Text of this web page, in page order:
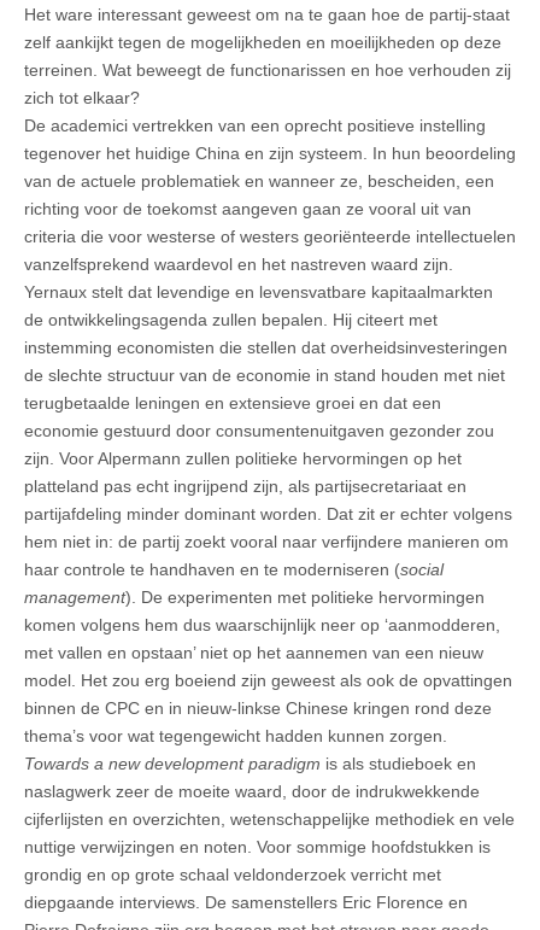
Het ware interessant geweest om na te gaan hoe de partij-staat
zelf aankijkt tegen de mogelijkheden en moeilijkheden op deze
terreinen. Wat beweegt de functionarissen en hoe verhouden zij
zich tot elkaar?
De academici vertrekken van een oprecht positieve instelling
tegenover het huidige China en zijn systeem. In hun beoordeling
van de actuele problematiek en wanneer ze, bescheiden, een
richting voor de toekomst aangeven gaan ze vooral uit van
criteria die voor westerse of westers georiënteerde intellectuelen
vanzelfsprekend waardevol en het nastreven waard zijn.
Yernaux stelt dat levendige en levensvatbare kapitaalmarkten
de ontwikkelingsagenda zullen bepalen. Hij citeert met
instemming economisten die stellen dat overheidsinvesteringen
de slechte structuur van de economie in stand houden met niet
terugbetaalde leningen en extensieve groei en dat een
economie gestuurd door consumentenuitgaven gezonder zou
zijn. Voor Alpermann zullen politieke hervormingen op het
platteland pas echt ingrijpend zijn, als partijsecretariaat en
partijafdeling minder dominant worden. Dat zit er echter volgens
hem niet in: de partij zoekt vooral naar verfijndere manieren om
haar controle te handhaven en te moderniseren (social
management). De experimenten met politieke hervormingen
komen volgens hem dus waarschijnlijk neer op ‘aanmodderen,
met vallen en opstaan’ niet op het aannemen van een nieuw
model. Het zou erg boeiend zijn geweest als ook de opvattingen
binnen de CPC en in nieuw-linkse Chinese kringen rond deze
thema’s voor wat tegengewicht hadden kunnen zorgen.
Towards a new development paradigm is als studieboek en
naslagwerk zeer de moeite waard, door de indrukwekkende
cijferlijsten en overzichten, wetenschappelijke methodiek en vele
nuttige verwijzingen en noten. Voor sommige hoofdstukken is
grondig en op grote schaal veldonderzoek verricht met
diepgaande interviews. De samenstellers Eric Florence en